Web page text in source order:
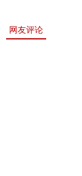
网友评论